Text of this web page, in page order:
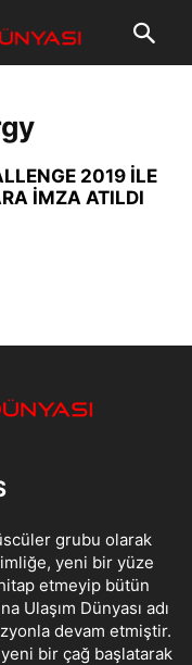
2019 İLE
İMZA ATILDI
grubu olarak
yeni bir yüze
etmeyip bütün
Ulaşım Dünyası adı
devam etmiştir.
yeni bir çağ başlatarak